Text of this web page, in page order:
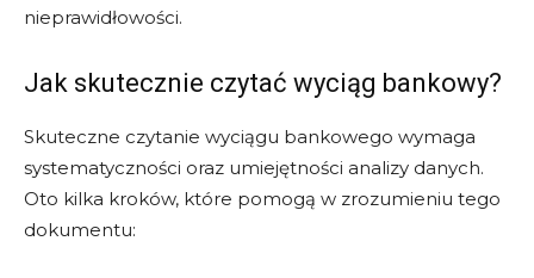
nieprawidłowości.
Jak skutecznie czytać wyciąg bankowy?
Skuteczne czytanie wyciągu bankowego wymaga
systematyczności oraz umiejętności analizy danych.
Oto kilka kroków, które pomogą w zrozumieniu tego
dokumentu: